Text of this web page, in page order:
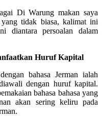
Di Warung makan saya
tidak biasa, kalimat ini
diantara persoalan dalam
Huruf Kapital
bahasa Jerman ialah
dengan huruf kapital.
bahasa bahasa yang
akan sering keliru pada